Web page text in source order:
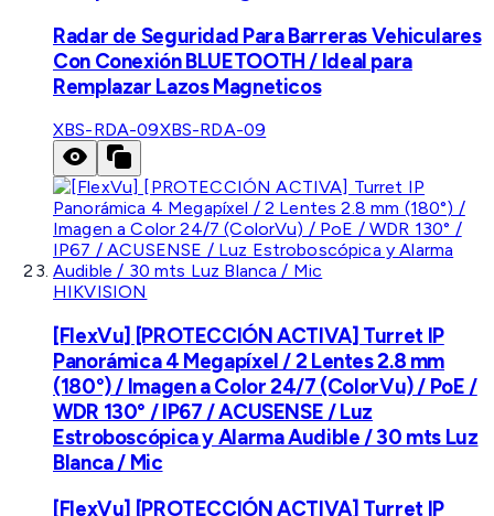
Radar de Seguridad Para Barreras Vehiculares
Con Conexión BLUETOOTH / Ideal para
Remplazar Lazos Magneticos
XBS-RDA-09XBS-RDA-09
HIKVISION
[FlexVu] [PROTECCIÓN ACTIVA] Turret IP
Panorámica 4 Megapíxel / 2 Lentes 2.8 mm
(180°) / Imagen a Color 24/7 (ColorVu) / PoE /
WDR 130° / IP67 / ACUSENSE / Luz
Estroboscópica y Alarma Audible / 30 mts Luz
Blanca / Mic
[FlexVu] [PROTECCIÓN ACTIVA] Turret IP